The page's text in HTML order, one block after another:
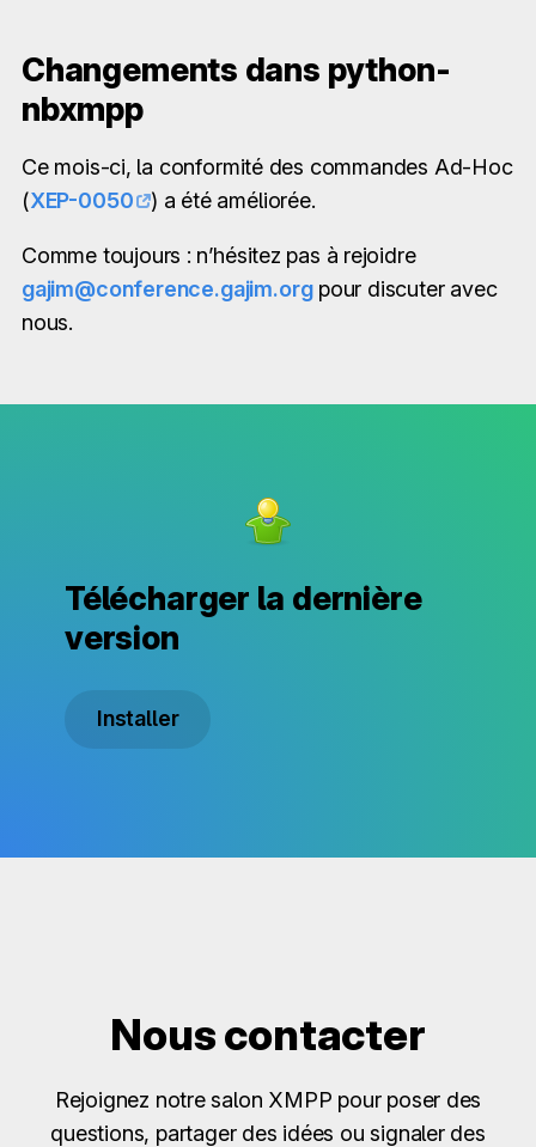
Changements dans python-
nbxmpp
Ce mois-ci, la conformité des commandes Ad-Hoc
(XEP-0050 ) a été améliorée.
Comme toujours : n’hésitez pas à rejoidre
gajim@conference.gajim.orgpour discuter avec
nous.
Télécharger la dernière
version
Installer
Nous contacter
Rejoignez notre salon XMPP pour poser des
questions, partager des idées ou signaler des